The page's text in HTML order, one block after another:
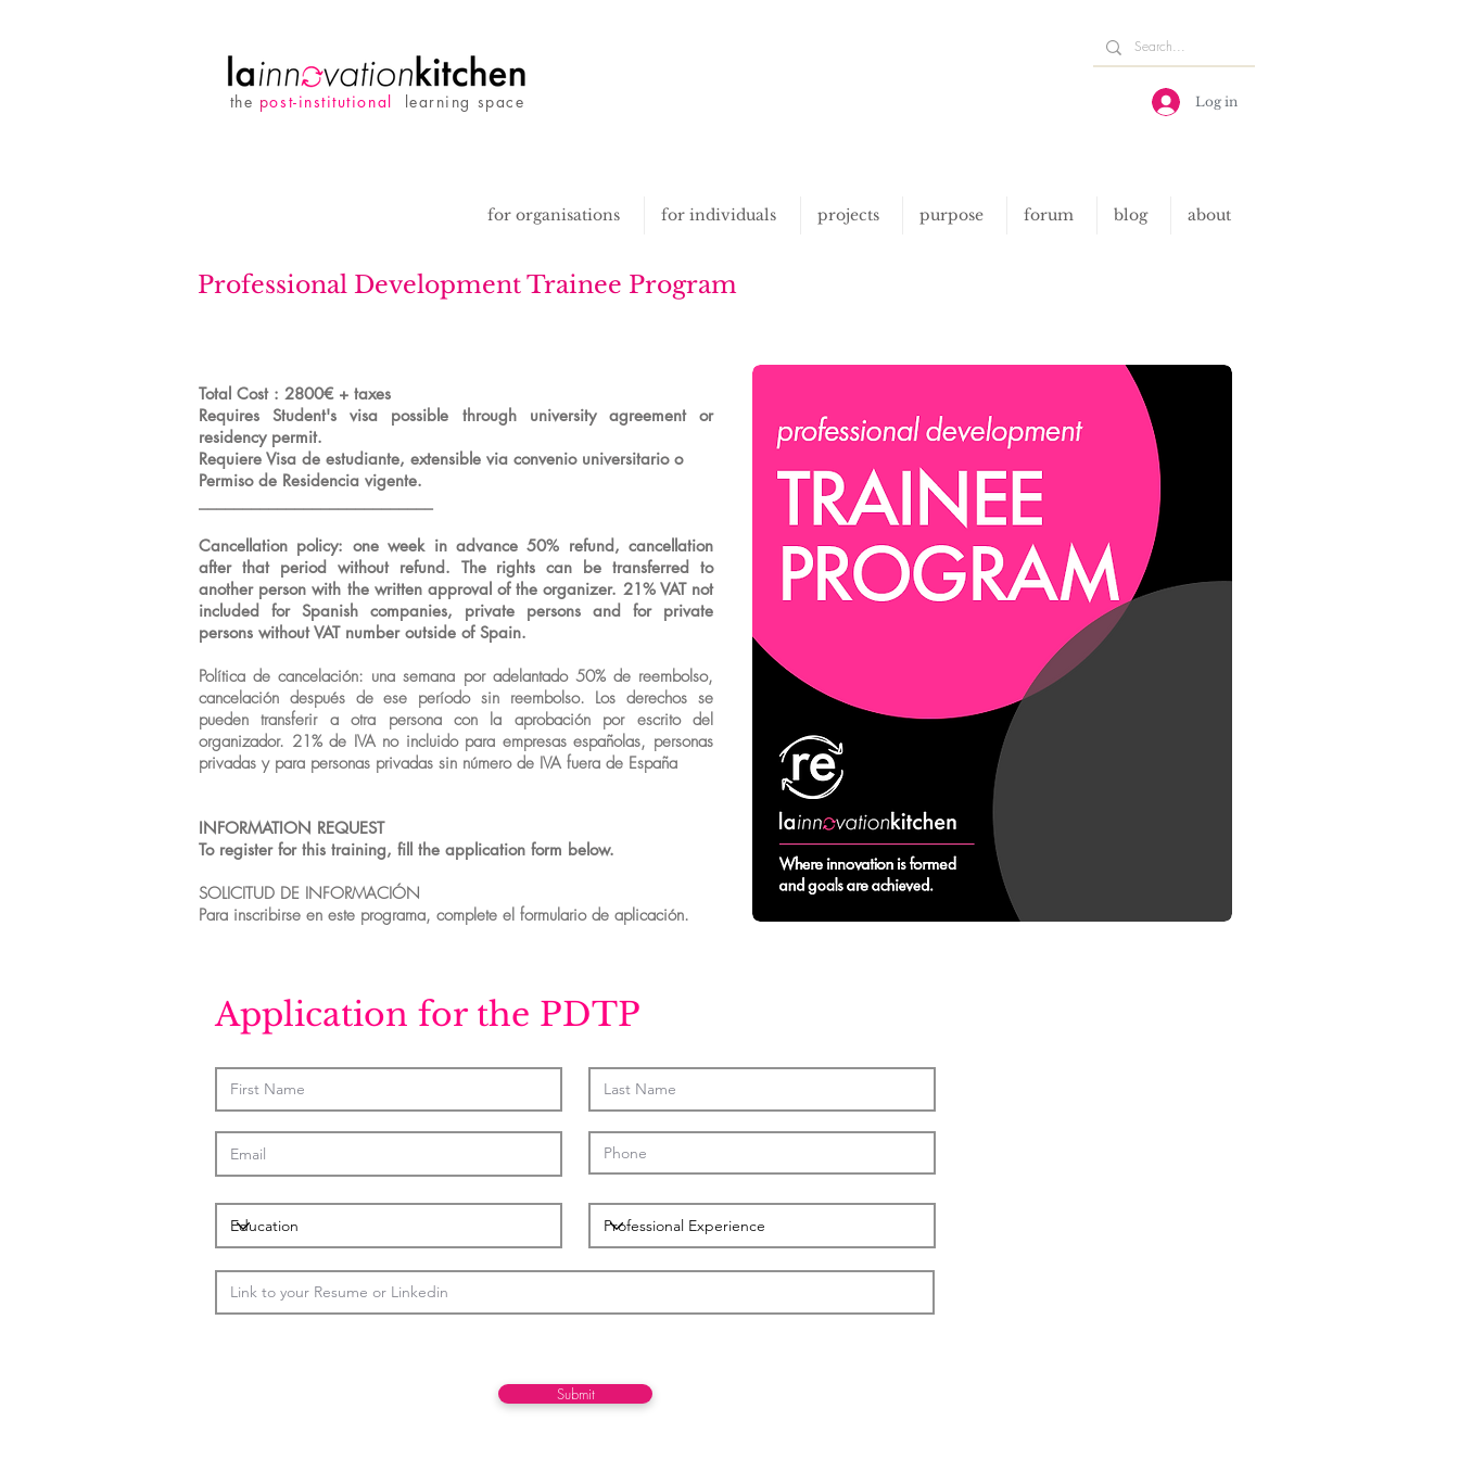
the post-institutional learning space Log in
for organisations for individuals projects purpose forum blog about
Professional Development Trainee Program
Total Cost : 2800€ + taxes
Requires Student's visa possible through university agreement or
residency permit.
Requiere Visa de estudiante, extensible via convenio universitario o
Permiso de Residencia vigente.
___________________________
Cancellation policy: one week in advance 50% refund, cancellation
after that period without refund. The rights can be transferred to
another person with the written approval of the organizer. 21% VAT not
included for Spanish companies, private persons and for private
persons without VAT number outside of Spain.
Política de cancelación: una semana por adelantado 50% de reembolso,
cancelación después de ese período sin reembolso. Los derechos se
pueden transferir a otra persona con la aprobación por escrito del
organizador. 21% de IVA no incluido para empresas españolas, personas
privadas y para personas privadas sin número de IVA fuera de España
INFORMATION REQUEST
To register for this training, fill the application form below.
SOLICITUD DE INFORMACIÓN
Para inscribirse en este programa, complete el formulario de aplicación.
Application for the PDTP
Submit